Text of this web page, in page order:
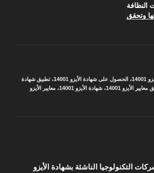
وتحقق
، الحصول على شهادة الأيزو 14001 ،تطبيق شهادة
الأيزو 14001 ،شهادة الأيزو 14001 ،معايير الأيزو
التكنولوجيا الناشئة بشهادة الأيزو